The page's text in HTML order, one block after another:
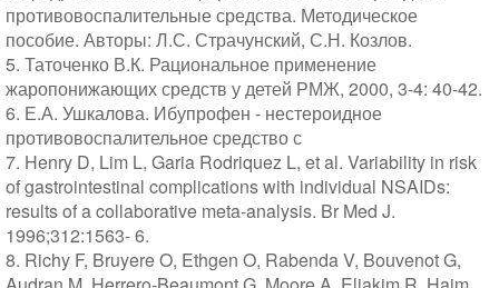
противовоспалительные средства. Методическое
пособие. Авторы: Л.С. Страчунский, С.Н. Козлов.
5. Таточенко В.К. Рациональное применение
жаропонижающих средств у детей РМЖ, 2000, 3-4: 40-42.
6. Е.А. Ушкалова. Ибупрофен - нестероидное
противовоспалительное средство с
7. Henry D, Lim L, Garia Rodriquez L, et al. Variability in risk
of gastrointestinal complications with individual NSAIDs:
results of a collaborative meta-analysis. Br Med J.
1996;312:1563- 6.
8. Richy F, Bruyere O, Ethgen O, Rabenda V, Bouvenot G,